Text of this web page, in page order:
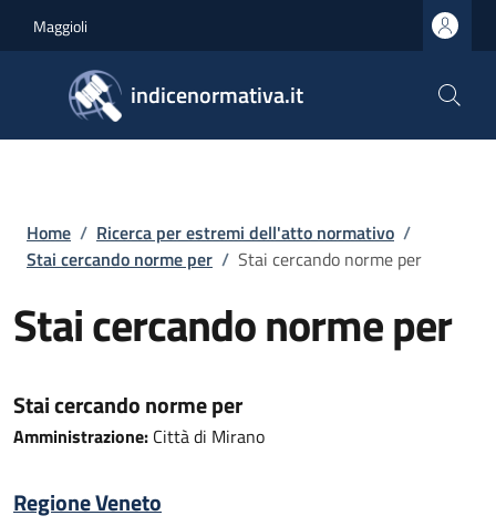
Maggioli
indicenormativa.it
Briciole di pane
Home / Ricerca per estremi dell'atto normativo /
Stai cercando norme per / Stai cercando norme per
Stai cercando norme per
Stai cercando norme per
Amministrazione: Città di Mirano
Regione Veneto